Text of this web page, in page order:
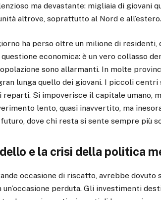
ma devastante: migliaia di giovani
altrove, soprattutto al Nord e all’estero.
ha perso oltre un milione di residenti,
economica: è un vero collasso
sono allarmanti. In molte
lunga quello dei giovani. I piccoli centri
Si impoverisce il capitale umano,
lento, quasi inavvertito, ma
dove chi resta si sente sempre più
e la crisi della politica
occasione di riscatto, avrebbe dovuto
perduta. Gli investimenti